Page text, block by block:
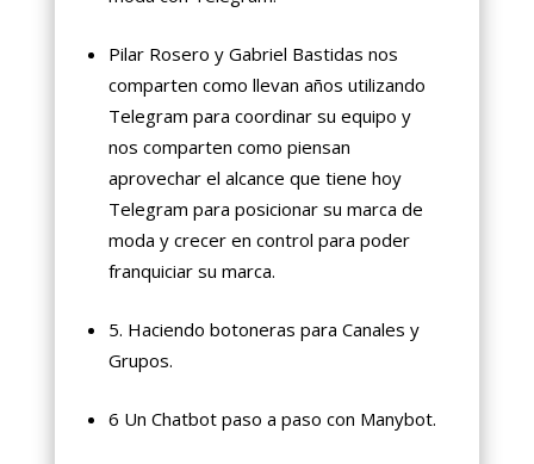
Pilar Rosero y Gabriel Bastidas nos
comparten como llevan años utilizando
Telegram para coordinar su equipo y
nos comparten como piensan
aprovechar el alcance que tiene hoy
Telegram para posicionar su marca de
moda y crecer en control para poder
franquiciar su marca.
5. Haciendo botoneras para Canales y
Grupos.
6 Un Chatbot paso a paso con Manybot.